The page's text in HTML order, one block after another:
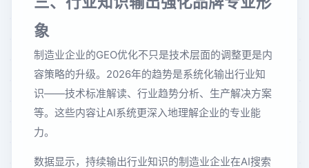
象
制造业企业的GEO优化不只是技术层面的调整更是内
容策略的升级。2026年的趋势是系统化输出行业知
识——技术标准解读、行业趋势分析、生产解决方案
等。这些内容让AI系统更深入地理解企业的专业能
力。
数据显示，持续输出行业知识的制造业企业在AI搜索